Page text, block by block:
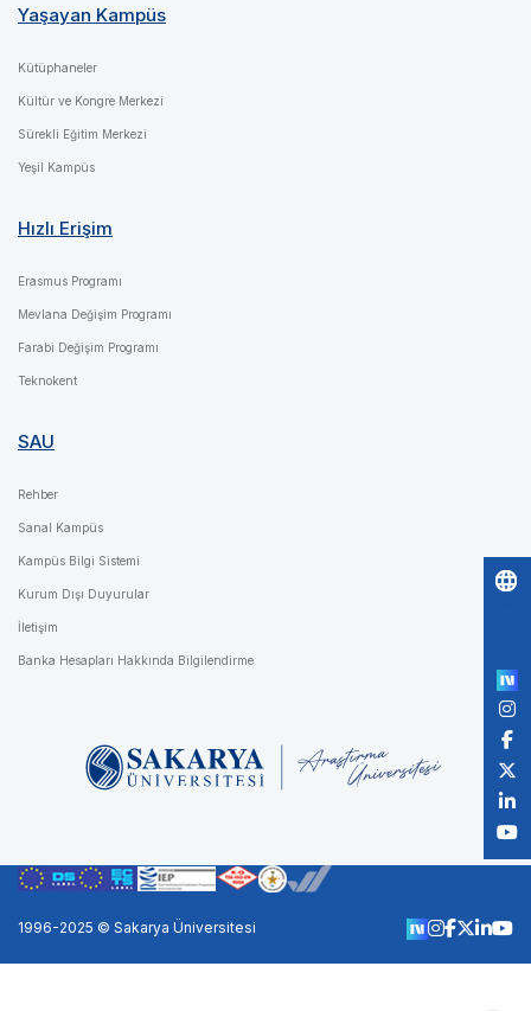
Yaşayan Kampüs
Kütüphaneler
Kültür ve Kongre Merkezi
Sürekli Eğitim Merkezi
Yeşil Kampüs
Hızlı Erişim
Erasmus Programı
Mevlana Değişim Programı
Farabi Değişim Programı
Teknokent
SAU
Rehber
Sanal Kampüs
Kampüs Bilgi Sistemi
Kurum Dışı Duyurular
İletişim
Banka Hesapları Hakkında Bilgilendirme
1996-2025 © Sakarya Üniversitesi